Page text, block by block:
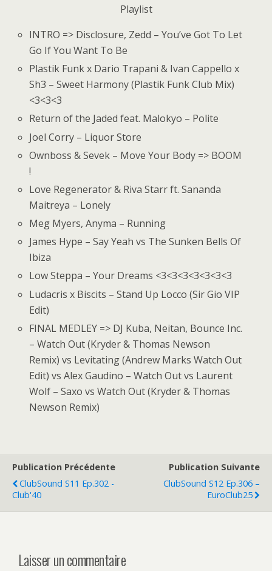
Playlist
INTRO => Disclosure, Zedd – You’ve Got To Let
Go If You Want To Be
Plastik Funk x Dario Trapani & Ivan Cappello x
Sh3 – Sweet Harmony (Plastik Funk Club Mix)
<3<3<3
Return of the Jaded feat. Malokyo – Polite
Joel Corry – Liquor Store
Ownboss & Sevek – Move Your Body => BOOM
!
Love Regenerator & Riva Starr ft. Sananda
Maitreya – Lonely
Meg Myers, Anyma – Running
James Hype – Say Yeah vs The Sunken Bells Of
Ibiza
Low Steppa – Your Dreams <3<3<3<3<3<3<3
Ludacris x Biscits – Stand Up Locco (Sir Gio VIP
Edit)
FINAL MEDLEY => DJ Kuba, Neitan, Bounce Inc.
– Watch Out (Kryder & Thomas Newson
Remix) vs Levitating (Andrew Marks Watch Out
Edit) vs Alex Gaudino – Watch Out vs Laurent
Wolf – Saxo vs Watch Out (Kryder & Thomas
Newson Remix)
Publication Précédente
ClubSound S11 Ep.302 -
Club'40
Publication Suivante
ClubSound S12 Ep.306 –
EuroClub25
Laisser un commentaire